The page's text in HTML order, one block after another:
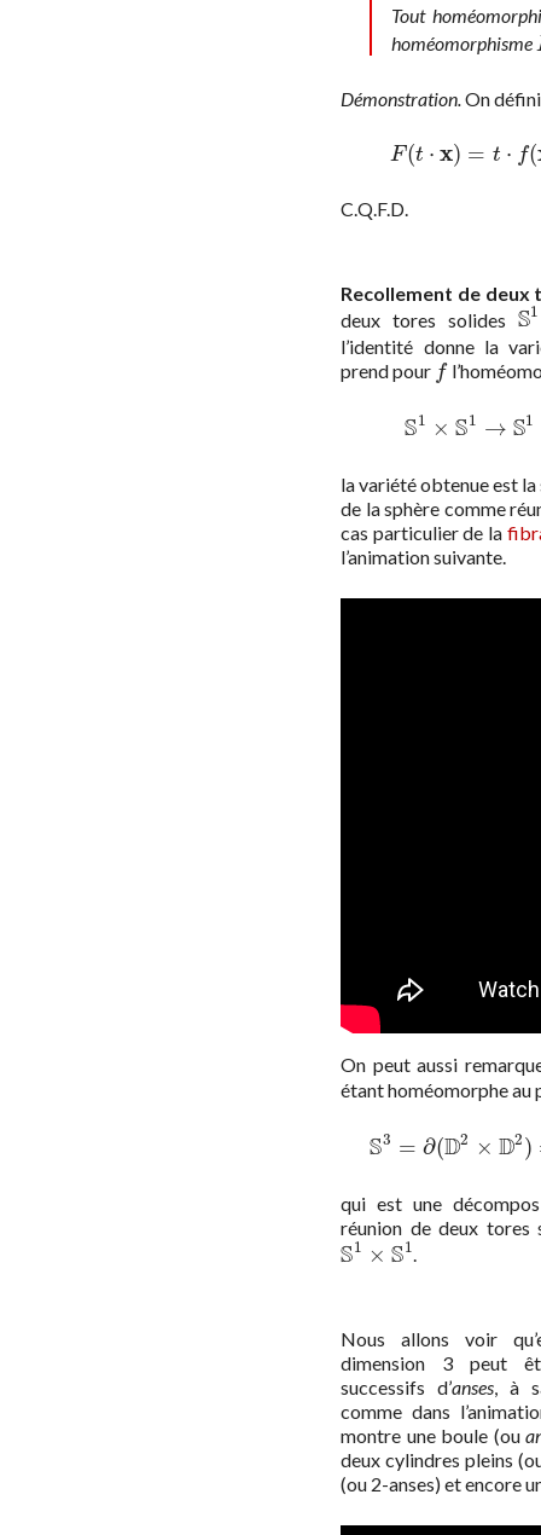
Tout
homéomorphisme
Démonstration. On
F(t ⋅ x) = t ⋅ f(
F(t x = t⋅f
C.Q.F.D.
Recollement de deux
deux tores solides S1
S1
l’identité donne la
prend pour f
f
S1 × S1 → S1
S1 ×S1→
la variété obtenue est
de la sphère comme
cas particulier de la
l’animation suivante.
On peut aussi
étant homéomorphe
S3 = ∂(D2 × D2)
S3=∂ (D 2×D2
qui est une
réunion de deux
S1 × S1
S1 ×S1 .
Nous allons voir
dimension 3 peut
successifs d’anses, à
comme dans
montre une boule (ou
deux cylindres pleins
(ou 2-anses) et encore